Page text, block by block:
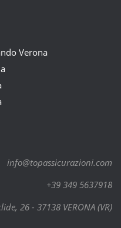
Verona
info@topassicurazioni.com
+39 349 5637918
26 - 37138 VERONA (VR)